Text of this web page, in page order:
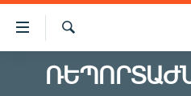
Մատչելիության
հղումներ
հիմնական
ԱԶԱՏՈՒԹՅՈՒՆ TV